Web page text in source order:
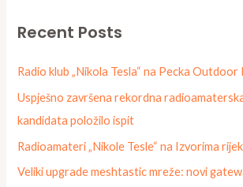
c
o
r
:
Recent Posts
Radio klub „Nikola Tesla“ na Pecka Outdoor
Uspješno završena rekordna
kandidata položilo ispit
Radioamateri „Nikole Tesle“ na Izvorima
Veliki upgrade meshtastic mreže: novi